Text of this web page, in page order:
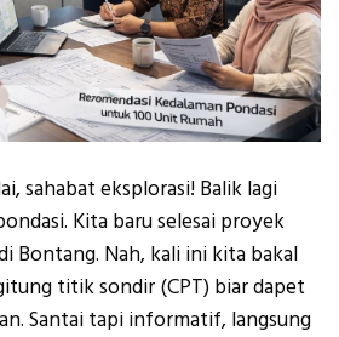
sahabat eksplorasi! Balik lagi
Kita baru selesai proyek
Bontang. Nah, kali ini kita bakal
titik sondir (CPT) biar dapet
Santai tapi informatif, langsung